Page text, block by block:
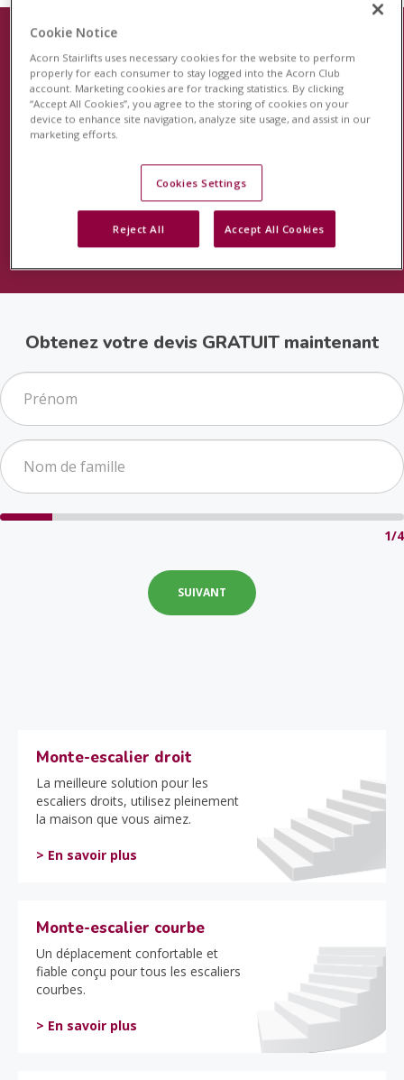
Le plus récent dispositif de sécurité
pour les monte-escaliers
Acorn est fier de lancer le système de surveillance
révolutionnaire StairSafe pour votre monte-escalier
Acorn. Cette fonction unique en son genre surveillera
l'activité de votre monte-escalier et vous permettra, à
vous et à votre famille, d'avoir l'esprit tranquille.
Obtenez votre devis GRATUIT maintenant
1/4
Monte-escalier droit
La meilleure solution pour les
escaliers droits, utilisez pleinement
la maison que vous aimez.
> En savoir plus
Monte-escalier courbe
Un déplacement confortable et
fiable conçu pour tous les escaliers
courbes.
> En savoir plus
Cookie Notice
Acorn Stairlifts uses necessary cookies for the website to perform
properly for each consumer to stay logged into the Acorn Club
account. Marketing cookies are for tracking statistics. By clicking
“Accept All Cookies”, you agree to the storing of cookies on your
device to enhance site navigation, analyze site usage, and assist in our
marketing efforts.
Cookies Settings
Reject All Accept All Cookies